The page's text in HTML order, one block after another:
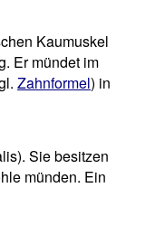
Kaumuskel
Er mündet im
Zahnformel) in
Sie besitzen
münden. Ein